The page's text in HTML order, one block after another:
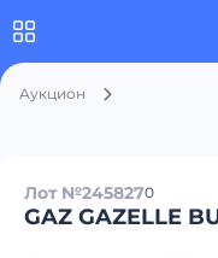
Аукцион
Лот №2458270
GAZ GAZELLE